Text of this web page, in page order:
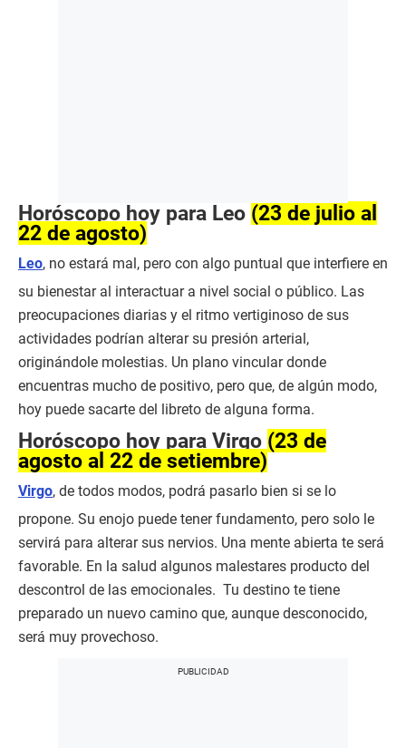
Horóscopo hoy para Leo (23 de julio al
22 de agosto)
Leo, no estará mal, pero con algo puntual que interfiere en
su bienestar al interactuar a nivel social o público. Las
preocupaciones diarias y el ritmo vertiginoso de sus
actividades podrían alterar su presión arterial,
originándole molestias. Un plano vincular donde
encuentras mucho de positivo, pero que, de algún modo,
hoy puede sacarte del libreto de alguna forma.
Horóscopo hoy para Virgo (23 de
agosto al 22 de setiembre)
Virgo, de todos modos, podrá pasarlo bien si se lo
propone. Su enojo puede tener fundamento, pero solo le
servirá para alterar sus nervios. Una mente abierta te será
favorable. En la salud algunos malestares producto del
descontrol de las emocionales. Tu destino te tiene
preparado un nuevo camino que, aunque desconocido,
será muy provechoso.